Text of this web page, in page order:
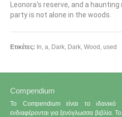
Leonora's reserve, and a
party is not alone in the woods.
Ετικέτες: In, a, Dark, Dark, Wood , used
Compendium
Το Compendium είναι το ιδανικό
ενδιαφέρονται για ξενόγλωσσα βιβλία.